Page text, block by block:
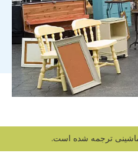
ترجمه شده است.